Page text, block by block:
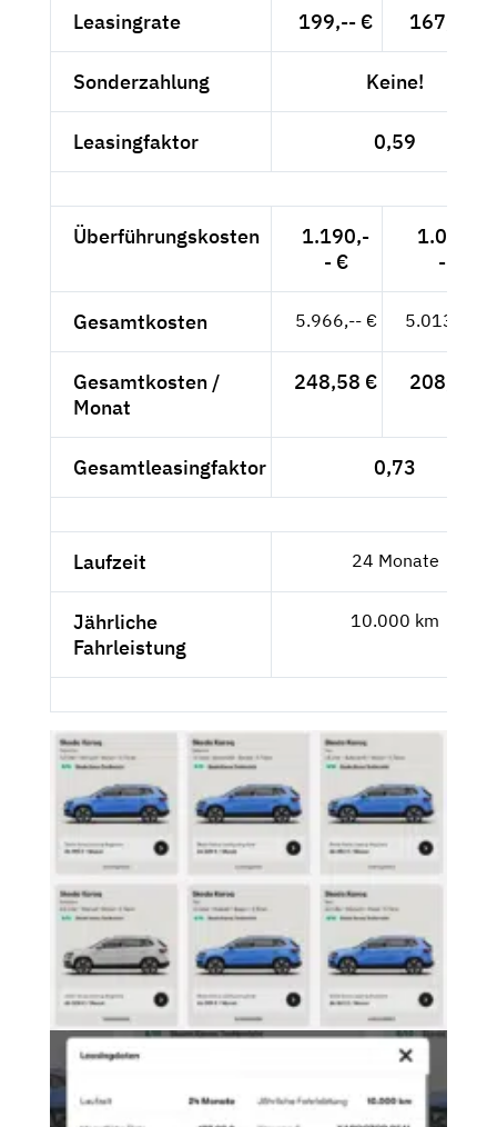
Leasingrate 199,-- € 167,23 €
Sonderzahlung Keine!
Leasingfaktor 0,59
Überführungskosten
1.190,-
- €
1.000,-
- €
Gesamtkosten 5.966,-- € 5.013,45 €
Gesamtkosten /
Monat
248,58 € 208,89 €
Gesamtleasingfaktor 0,73
Laufzeit 24 Monate
Jährliche
Fahrleistung
10.000 km